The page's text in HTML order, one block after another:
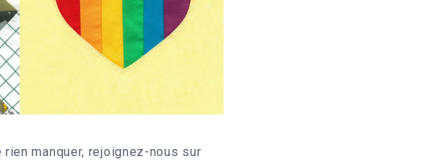
manquer, rejoignez-nous sur